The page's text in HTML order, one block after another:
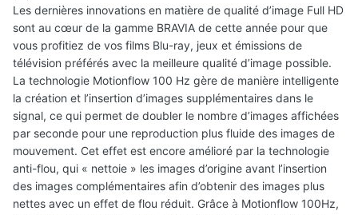
Les dernières innovations en matière de qualité d’image Full HD
sont au cœur de la gamme BRAVIA de cette année pour que
vous profitiez de vos films Blu-ray, jeux et émissions de
télévision préférés avec la meilleure qualité d’image possible.
La technologie Motionflow 100 Hz gère de manière intelligente
la création et l’insertion d’images supplémentaires dans le
signal, ce qui permet de doubler le nombre d’images affichées
par seconde pour une reproduction plus fluide des images de
mouvement. Cet effet est encore amélioré par la technologie
anti-flou, qui « nettoie » les images d’origine avant l’insertion
des images complémentaires afin d’obtenir des images plus
nettes avec un effet de flou réduit. Grâce à Motionflow 100Hz,